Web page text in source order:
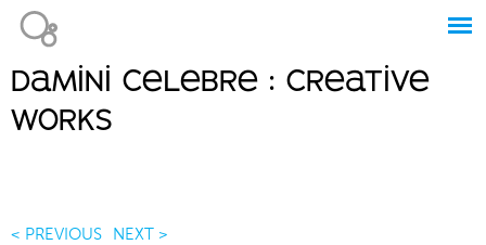
Main
menu
damini celebre : creative
works
< PREVIOUS NEXT >